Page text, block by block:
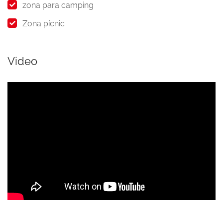
zona para camping
Zona pícnic
Video